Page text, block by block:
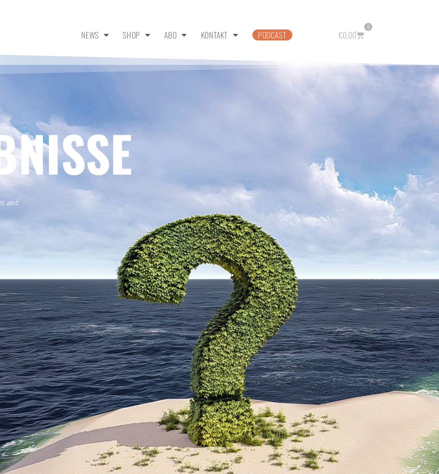
NEWS SHOP ABO KONTAKT PODCAST €0,00
0
und